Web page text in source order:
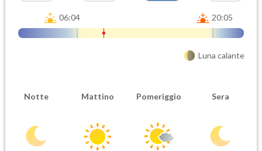
06:04 20:05
Luna calante
Notte Mattino Pomeriggio Sera